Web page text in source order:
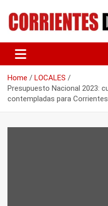
content
CORRIENTES
Home
LOCALES
Presupuesto Nacional 2023:
contempladas para Corrientes